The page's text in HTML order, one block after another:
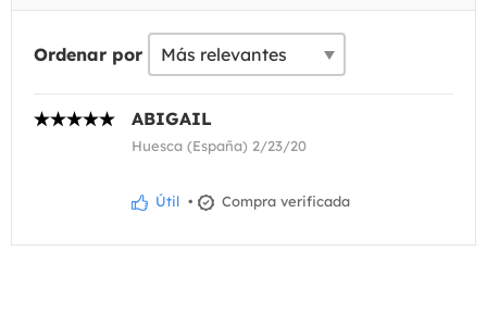
Ordenar por
ABIGAIL
Huesca (España) 2/23/20
Útil • Compra verificada